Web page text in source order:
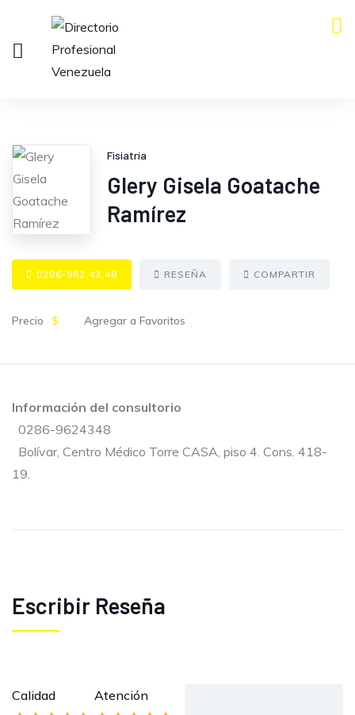
Fisiatría
Glery Gisela Goatache
Ramírez
0286-962.43.48 RESEÑA COMPARTIR
Precio $ Agregar a Favoritos
Información del consultorio
0286-9624348
Bolívar, Centro Médico Torre CASA, piso 4. Cons. 418-
19.
Escribir Reseña
Calidad Atención